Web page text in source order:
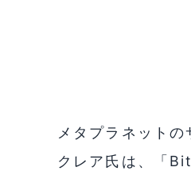
メタプラネット
クレア氏は、「